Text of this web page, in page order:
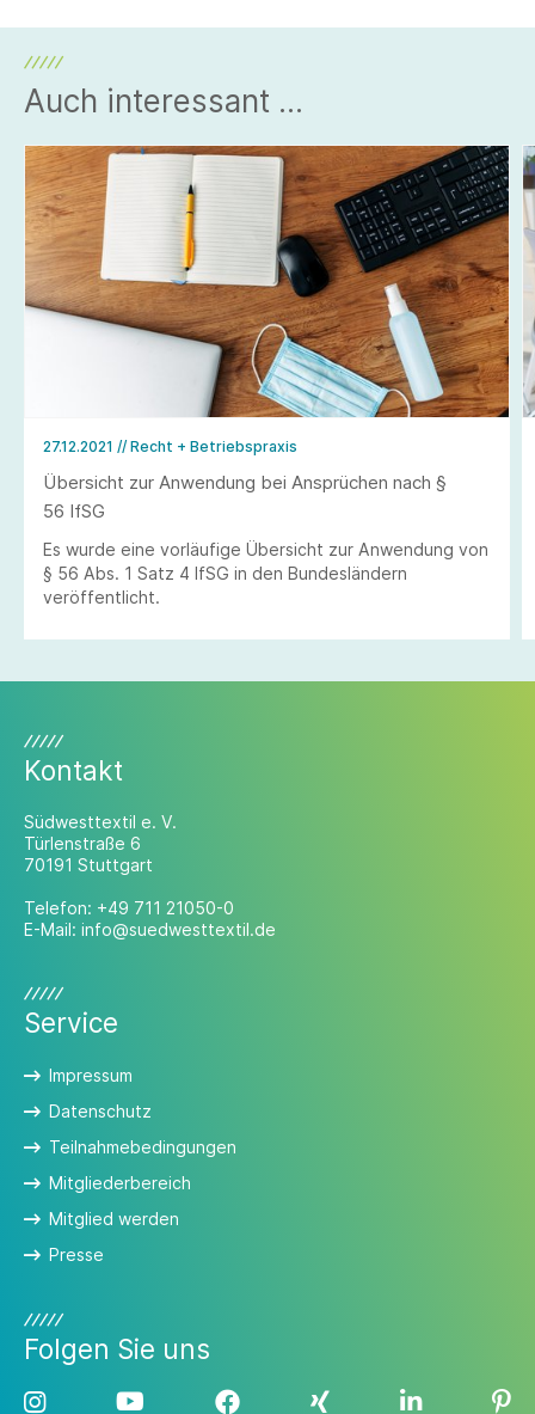
Auch interessant ...
27.12.2021 // Recht + Betriebspraxis
Übersicht zur Anwendung bei Ansprüchen nach §
56 IfSG
Es wurde eine vorläufige Übersicht zur Anwendung von
§ 56 Abs. 1 Satz 4 IfSG in den Bundesländern
veröffentlicht.
Kontakt
Südwesttextil e. V.
Türlenstraße 6
70191 Stuttgart
Telefon: +49 711 21050-0
E-Mail: info@suedwesttextil.de
Service
Impressum
Datenschutz
Teilnahmebedingungen
Mitgliederbereich
Mitglied werden
Presse
Folgen Sie uns